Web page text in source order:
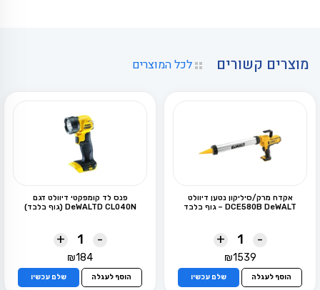
מוצרים קשורים לכל המוצרים
אקדח מרק/סיליקון נטען דיוולט
DCE580B DeWALT – גוף בלבד
-
+
₪1539
הוסף לעגלה שלם עכשיו
פנס לד קומפקטי דיוולט דגם
DeWALTD CL040N (גוף בלבד)
-
+
₪184
הוסף לעגלה שלם עכשיו